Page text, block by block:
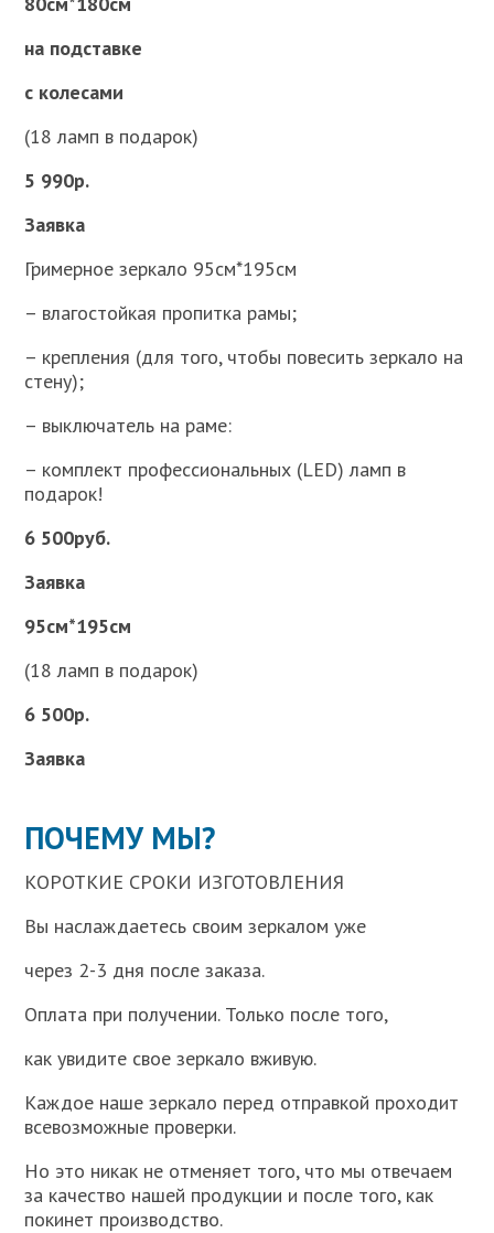
на подставке
с колесами
(18 ламп в подарок)
5 990р.
Заявка
Гримерное зеркало 95см*195см
– влагостойкая пропитка рамы;
– крепления (для того, чтобы повесить зеркало на
стену);
– выключатель на раме:
– комплект профессиональных (LED) ламп в
подарок!
6 500руб.
Заявка
95см*195см
(18 ламп в подарок)
6 500р.
Заявка
ПОЧЕМУ МЫ?
КОРОТКИЕ СРОКИ ИЗГОТОВЛЕНИЯ
Вы наслаждаетесь своим зеркалом уже
через 2-3 дня после заказа.
Оплата при получении. Только после того,
как увидите свое зеркало вживую.
Каждое наше зеркало перед отправкой проходит
всевозможные проверки.
Но это никак не отменяет того, что мы отвечаем
за качество нашей продукции и после того, как
покинет производство.